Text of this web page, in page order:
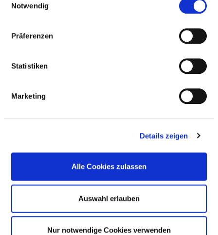
Notwendig
Präferenzen
Statistiken
Marketing
Details zeigen
Alle Cookies zulassen
Auswahl erlauben
Nur notwendige Cookies verwenden
Ärztliche Leitung
Informationen und Leistungen der
PERSONELLE AUSSTATTUNG
FACHEXPERTISE UND WEITERBILDUNG
FALLZAHLEN